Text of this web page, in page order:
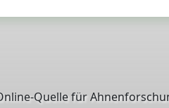
Quelle für